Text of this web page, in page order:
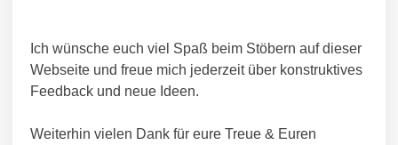
Ich wünsche euch viel Spaß beim Stöbern auf dieser
Webseite und freue mich jederzeit über konstruktives
Feedback und neue Ideen.
Weiterhin vielen Dank für eure Treue & Euren